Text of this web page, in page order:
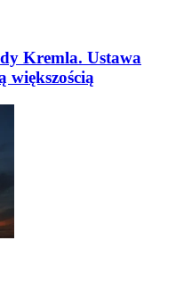
Kremla. Ustawa
większością